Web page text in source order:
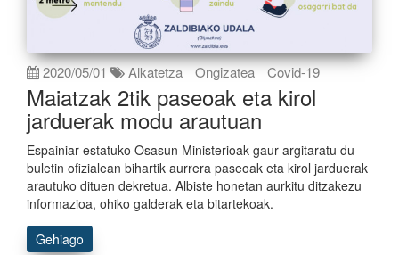
2020/05/01 Alkatetza Ongizatea Covid-19
Maiatzak 2tik paseoak eta kirol
jarduerak modu arautuan
Espainiar estatuko Osasun Ministerioak gaur argitaratu du
buletin ofizialean bihartik aurrera paseoak eta kirol jarduerak
arautuko dituen dekretua. Albiste honetan aurkitu ditzakezu
informazioa, ohiko galderak eta bitartekoak.
Gehiago